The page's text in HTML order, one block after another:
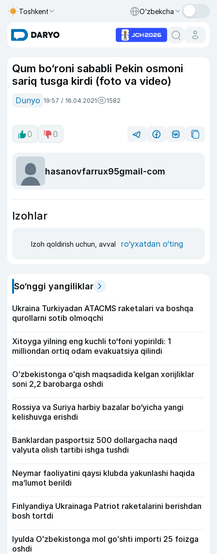
Toshkent O‘zbekcha
Qum bo‘roni sababli Pekin osmoni
sariq tusga kirdi (foto va video)
Dunyo 19:57 / 16.04.2021 1582
0 0
hasanovfarrux95gmail-com
Izohlar
Izoh qoldirish uchun, avval ro‘yxatdan o‘ting
So‘nggi yangiliklar
Ukraina Turkiyadan ATACMS raketalari va boshqa
qurollarni sotib olmoqchi
Xitoyga yilning eng kuchli to‘foni yopirildi: 1
milliondan ortiq odam evakuatsiya qilindi
Oʻzbekistonga oʻqish maqsadida kelgan xorijliklar
soni 2,2 barobarga oshdi
Rossiya va Suriya harbiy bazalar bo‘yicha yangi
kelishuvga erishdi
Banklardan pasportsiz 500 dollargacha naqd
valyuta olish tartibi ishga tushdi
Neymar faoliyatini qaysi klubda yakunlashi haqida
ma’lumot berildi
Finlyandiya Ukrainaga Patriot raketalarini berishdan
bosh tortdi
Iyulda Oʻzbekistonga mol goʻshti importi 25 foizga
oshdi